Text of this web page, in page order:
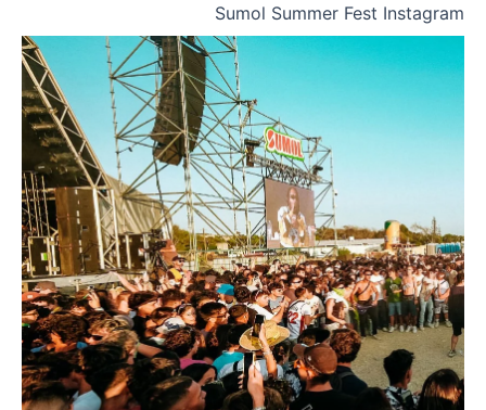
Sumol Summer Fest Instagram